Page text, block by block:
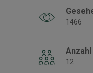
1466
12